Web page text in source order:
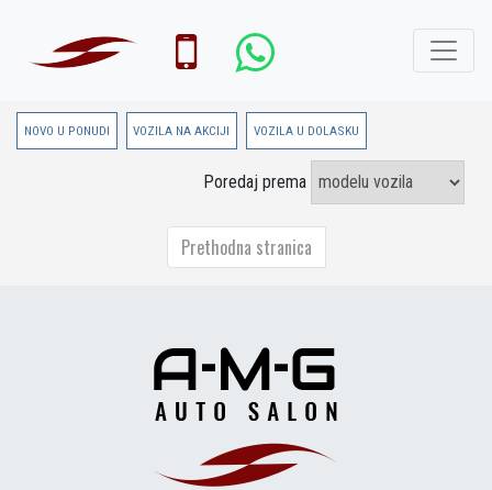
NOVO U PONUDI VOZILA NA AKCIJI VOZILA U DOLASKU
Poredaj prema
Prethodna stranica